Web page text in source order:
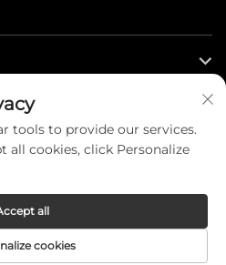
Sales Co.,Ltd. All Rights
tools to provide our services.
all cookies, click Personalize
cookies
all